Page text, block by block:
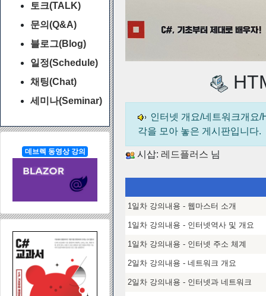
토크(TALK)
문의(Q&A)
블로그(Blog)
일정(Schedule)
채팅(Chat)
세미나(Seminar)
데브렉 동영상 강의
인터넷 개요/네트워크개요
각을 모아 놓은 게시판입니다.
시삽: 레드플러스 님
1일차 강의내용 - 웹마스터 소개
1일차 강의내용 - 인터넷역사 및 개요
1일차 강의내용 - 인터넷 주소 체계
2일차 강의내용 - 네트워크 개요
2일차 강의내용 - 인터넷과 네트워크